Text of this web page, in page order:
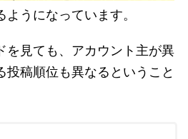
ようになっています。
を見ても、アカウント主が異
投稿順位も異なるということ